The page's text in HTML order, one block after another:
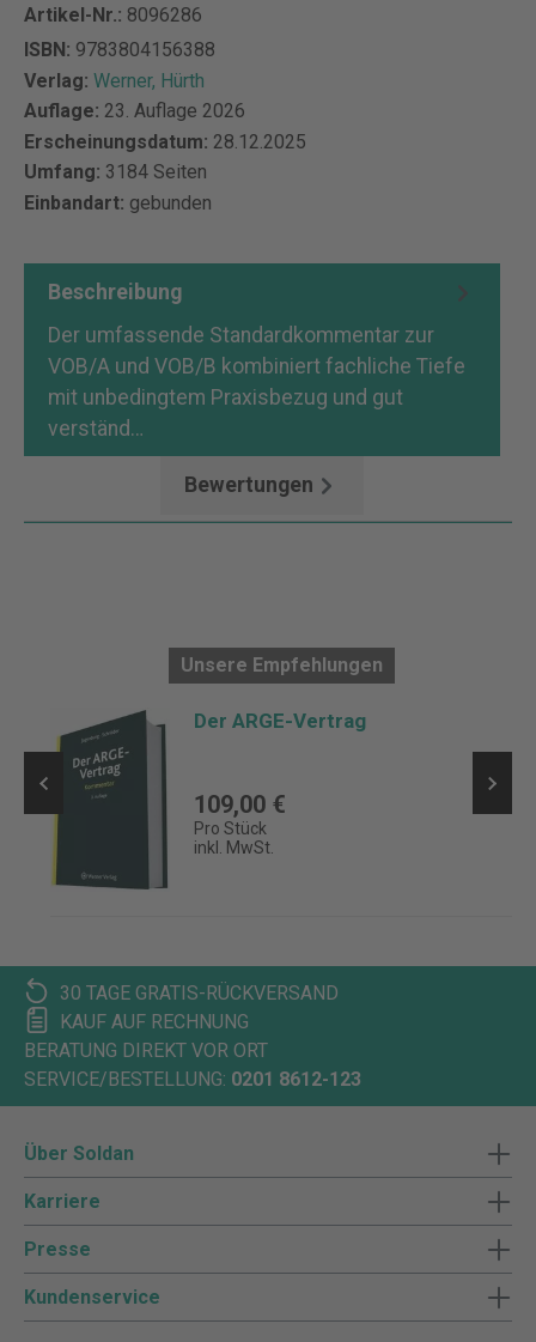
Artikel-Nr.: 8096286
ISBN: 9783804156388
Verlag: Werner, Hürth
Auflage: 23. Auflage 2026
Erscheinungsdatum: 28.12.2025
Umfang: 3184 Seiten
Einbandart: gebunden
Beschreibung
Der umfassende Standardkommentar zur
VOB/A und VOB/B kombiniert fachliche Tiefe
mit unbedingtem Praxisbezug und gut
verständ…
Bewertungen
Unsere Empfehlungen
Der ARGE-Vertrag
109,00 €
Pro Stück
inkl. MwSt.
30 TAGE GRATIS-RÜCKVERSAND
KAUF AUF RECHNUNG
BERATUNG DIREKT VOR ORT
SERVICE/BESTELLUNG: 0201 8612-123
Über Soldan
Karriere
Presse
Kundenservice